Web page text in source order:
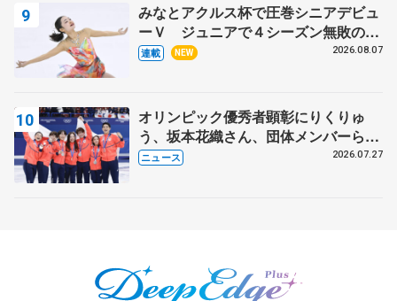
みなとアクルス杯で圧巻シニアデビュ
ーＶ ジュニアで４シーズン無敗の島
田麻央
連載 NEW 2026.08.07
オリンピック優秀者顕彰にりくりゅ
う、坂本花織さん、団体メンバーら
8月7日に文科省が表彰式、ブルーノ・
ニュース 2026.07.27